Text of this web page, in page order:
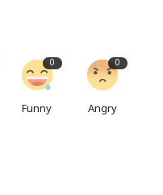
0
Funny
0
Angry